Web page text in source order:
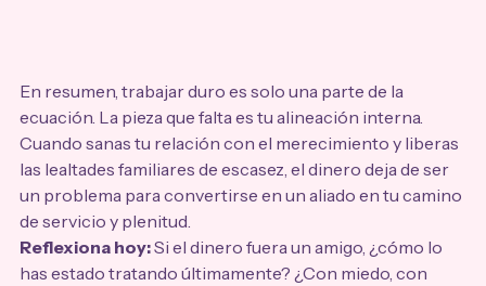
En resumen, trabajar duro es solo una parte de la
ecuación. La pieza que falta es tu alineación interna.
Cuando sanas tu relación con el merecimiento y liberas
las lealtades familiares de escasez, el dinero deja de ser
un problema para convertirse en un aliado en tu camino
de servicio y plenitud.
Reflexiona hoy: Si el dinero fuera un amigo, ¿cómo lo
has estado tratando últimamente? ¿Con miedo, con